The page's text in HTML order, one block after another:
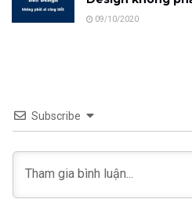
09/10/2020
Subscribe